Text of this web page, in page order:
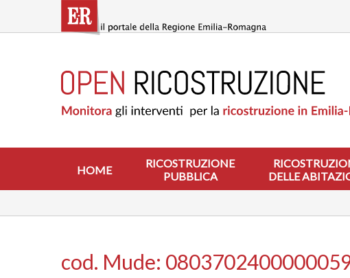
contenuto
RICOSTRUZIONE
PUBBLICA
ABITAZIONI
RICOSTRUZIONE
ATTIVITÀ
HOME
RICOSTRUZIONE
PUBBLICA
DELLE
cod. Mude: